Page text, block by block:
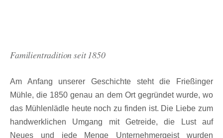
Familientradition seit 1850
Am Anfang unserer Geschichte steht die Frießinger
Mühle, die 1850 genau an dem Ort gegründet wurde, wo
das Mühlenlädle heute noch zu finden ist. Die Liebe zum
handwerklichen Umgang mit Getreide, die Lust auf
Neues und jede Menge Unternehmergeist wurden